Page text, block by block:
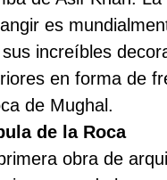
es
increíbles
en forma de
de Mughal.
de la Roca
obra de